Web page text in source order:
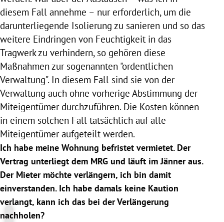
diesem Fall annehme – nur erforderlich, um die
darunterliegende Isolierung zu sanieren und so das
weitere Eindringen von Feuchtigkeit in das
Tragwerk zu verhindern, so gehören diese
Maßnahmen zur sogenannten "ordentlichen
Verwaltung". In diesem Fall sind sie von der
Verwaltung auch ohne vorherige Abstimmung der
Miteigentümer durchzuführen. Die Kosten können
in einem solchen Fall tatsächlich auf alle
Miteigentümer aufgeteilt werden.
Ich habe meine Wohnung befristet vermietet. Der
Vertrag unterliegt dem MRG und läuft im Jänner aus.
Der Mieter möchte verlängern, ich bin damit
einverstanden. Ich habe damals keine Kaution
verlangt, kann ich das bei der Verlängerung
nachholen?